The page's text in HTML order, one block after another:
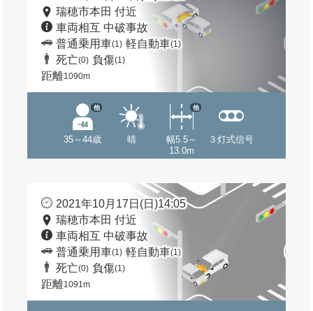
瑞穂市本田 付近
車両相互 中破事故
普通乗用車(1) 軽自動車(1)
死亡(0) 負傷(1)
距離1090m
35～44歳
他
晴
幅5.5～
13.0m
他
３灯式信号
2021年10月17日(日)14:05
瑞穂市本田 付近
車両相互 中破事故
普通乗用車(1) 軽自動車(1)
死亡(0) 負傷(1)
距離1091m